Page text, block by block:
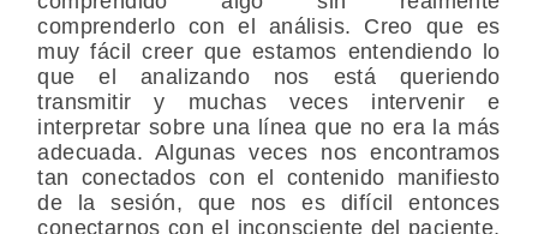
comprenderlo con el análisis. Creo que es
muy fácil creer que estamos entendiendo lo
que el analizando nos está queriendo
transmitir y muchas veces intervenir e
interpretar sobre una línea que no era la más
adecuada. Algunas veces nos encontramos
tan conectados con el contenido manifiesto
de la sesión, que nos es difícil entonces
conectarnos con el inconsciente del paciente,